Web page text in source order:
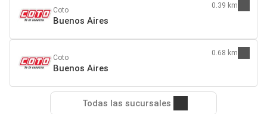
Coto
Buenos Aires
0.39 km
Coto
Buenos Aires
0.68 km
Todas las sucursales